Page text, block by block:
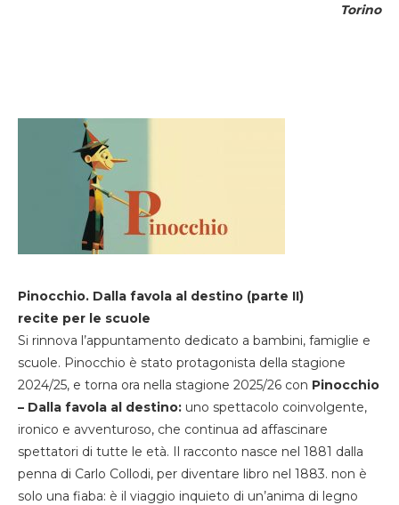
Torino
Pinocchio. Dalla favola al destino (parte II)
recite per le scuole
Si rinnova l’appuntamento dedicato a bambini, famiglie e
scuole. Pinocchio è stato protagonista della stagione
2024/25, e torna ora nella stagione 2025/26 con Pinocchio
– Dalla favola al destino: uno spettacolo coinvolgente,
ironico e avventuroso, che continua ad affascinare
spettatori di tutte le età. Il racconto nasce nel 1881 dalla
penna di Carlo Collodi, per diventare libro nel 1883. non è
solo una fiaba: è il viaggio inquieto di un’anima di legno